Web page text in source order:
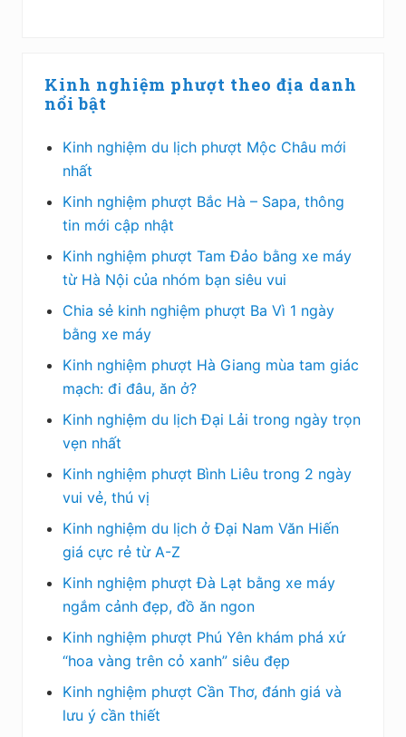
Sidebar
chính
Kinh nghiệm phượt theo địa danh
nổi bật
Kinh nghiệm du lịch phượt Mộc Châu mới
nhất
Kinh nghiệm phượt Bắc Hà – Sapa, thông
tin mới cập nhật
Kinh nghiệm phượt Tam Đảo bằng xe máy
từ Hà Nội của nhóm bạn siêu vui
Chia sẻ kinh nghiệm phượt Ba Vì 1 ngày
bằng xe máy
Kinh nghiệm phượt Hà Giang mùa tam giác
mạch: đi đâu, ăn ở?
Kinh nghiệm du lịch Đại Lải trong ngày trọn
vẹn nhất
Kinh nghiệm phượt Bình Liêu trong 2 ngày
vui vẻ, thú vị
Kinh nghiệm du lịch ở Đại Nam Văn Hiến
giá cực rẻ từ A-Z
Kinh nghiệm phượt Đà Lạt bằng xe máy
ngắm cảnh đẹp, đồ ăn ngon
Kinh nghiệm phượt Phú Yên khám phá xứ
“hoa vàng trên cỏ xanh” siêu đẹp
Kinh nghiệm phượt Cần Thơ, đánh giá và
lưu ý cần thiết